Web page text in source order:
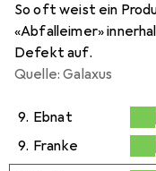
So oft weist ein
«Abfalleimer»
Defekt auf.
Quelle: Galaxus
9. Ebnat
0,2%
9. Franke
0,2%